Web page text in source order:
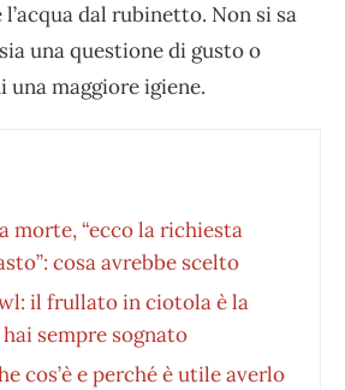
dal rubinetto. Non si sa
una questione di gusto o
una maggiore igiene.
morte, “ecco la richiesta
cosa avrebbe scelto
il frullato in ciotola è la
sempre sognato
cos’è e perché è utile averlo